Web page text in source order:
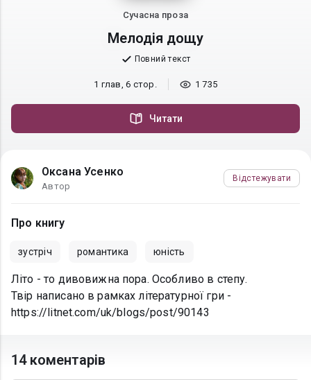
Сучасна проза
Мелодія дощу
Повний текст
1 глав, 6 стор. 1 735
Читати
Оксана Усенко
Автор
Відстежувати
Про книгу
зустріч романтика юність
Літо - то дивовижна пора. Особливо в степу.
Твір написано в рамках літературної гри -
https://litnet.com/uk/blogs/post/90143
14 коментарів